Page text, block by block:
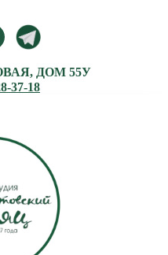
ДОМ 55У
37-18